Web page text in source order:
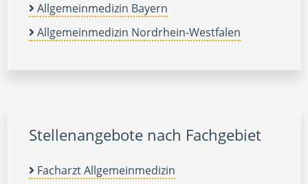
Allgemeinmedizin Bayern
Allgemeinmedizin Nordrhein-Westfalen
Stellenangebote nach Fachgebiet
Facharzt Allgemeinmedizin